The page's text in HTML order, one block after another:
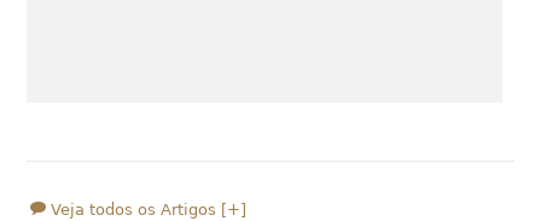
Veja todos os Artigos [+]